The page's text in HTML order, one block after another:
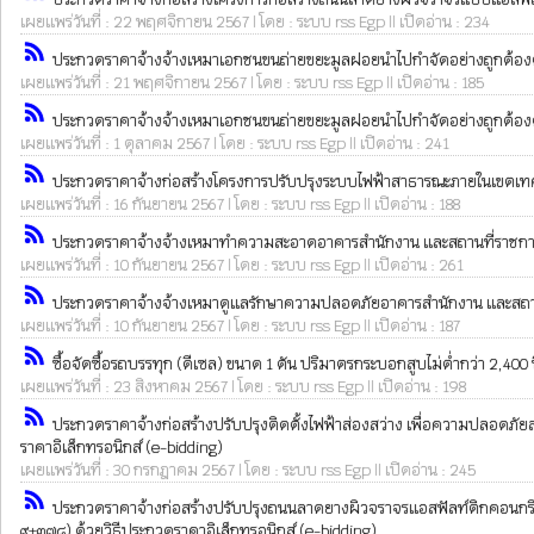
เผยแพร่วันที่ : 22 พฤศจิกายน 2567 | โดย : ระบบ rss Egp || เปิดอ่าน : 234
rss_feed ประกวดราคาจ้างจ้างเหมาเอกชนขนถ่ายขยะมูลฝอยนำไปกำจัดอย่างถูกต้
เผยแพร่วันที่ : 21 พฤศจิกายน 2567 | โดย : ระบบ rss Egp || เปิดอ่าน : 185
rss_feed ประกวดราคาจ้างจ้างเหมาเอกชนขนถ่ายขยะมูลฝอยนำไปกำจัดอย่างถูกต้
เผยแพร่วันที่ : 1 ตุลาคม 2567 | โดย : ระบบ rss Egp || เปิดอ่าน : 241
rss_feed ประกวดราคาจ้างก่อสร้างโครงการปรับปรุงระบบไฟฟ้าสาธารณะภายในเข
เผยแพร่วันที่ : 16 กันยายน 2567 | โดย : ระบบ rss Egp || เปิดอ่าน : 188
rss_feed ประกวดราคาจ้างจ้างเหมาทำความสะอาดอาคารสำนักงาน และสถานที่ร
เผยแพร่วันที่ : 10 กันยายน 2567 | โดย : ระบบ rss Egp || เปิดอ่าน : 261
rss_feed ประกวดราคาจ้างจ้างเหมาดูแลรักษาความปลอดภัยอาคารสำนักงาน และ
เผยแพร่วันที่ : 10 กันยายน 2567 | โดย : ระบบ rss Egp || เปิดอ่าน : 187
rss_feed ซื้อจัดซื้อรถบรรทุก (ดีเซล) ขนาด 1 ตัน ปริมาตรกระบอกสูบไม่ต่ำกว่า
เผยแพร่วันที่ : 23 สิงหาคม 2567 | โดย : ระบบ rss Egp || เปิดอ่าน : 198
rss_feed ประกวดราคาจ้างก่อสร้างปรับปรุงติดตั้งไฟฟ้าส่องสว่าง เพื่อความปลอด
ราคาอิเล็กทรอนิกส์ (e-bidding)
เผยแพร่วันที่ : 30 กรกฎาคม 2567 | โดย : ระบบ rss Egp || เปิดอ่าน : 245
rss_feed ประกวดราคาจ้างก่อสร้างปรับปรุงถนนลาดยางผิวจราจรแอสฟัลท์ติกคอน